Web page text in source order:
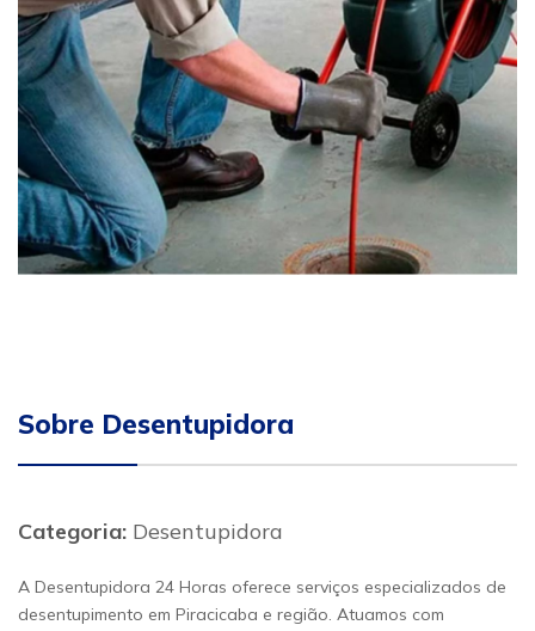
Sobre Desentupidora
Categoria: Desentupidora
A Desentupidora 24 Horas oferece serviços especializados de
desentupimento em Piracicaba e região. Atuamos com